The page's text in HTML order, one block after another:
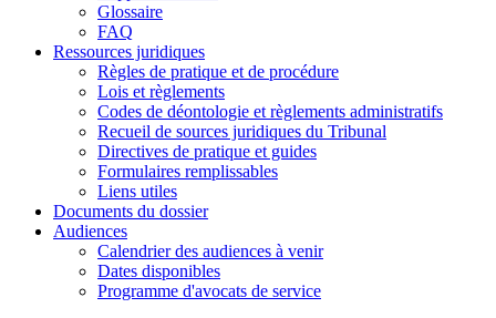
Glossaire
FAQ
Ressources juridiques
Règles de pratique et de procédure
Lois et règlements
Codes de déontologie et règlements administratifs
Recueil de sources juridiques du Tribunal
Directives de pratique et guides
Formulaires remplissables
Liens utiles
Documents du dossier
Audiences
Calendrier des audiences à venir
Dates disponibles
Programme d'avocats de service